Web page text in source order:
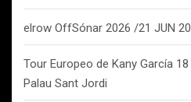
elrow OffSónar 2026 /21 JUN
Tour Europeo de Kany García
Palau Sant Jordi